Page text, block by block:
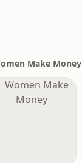
Make Money